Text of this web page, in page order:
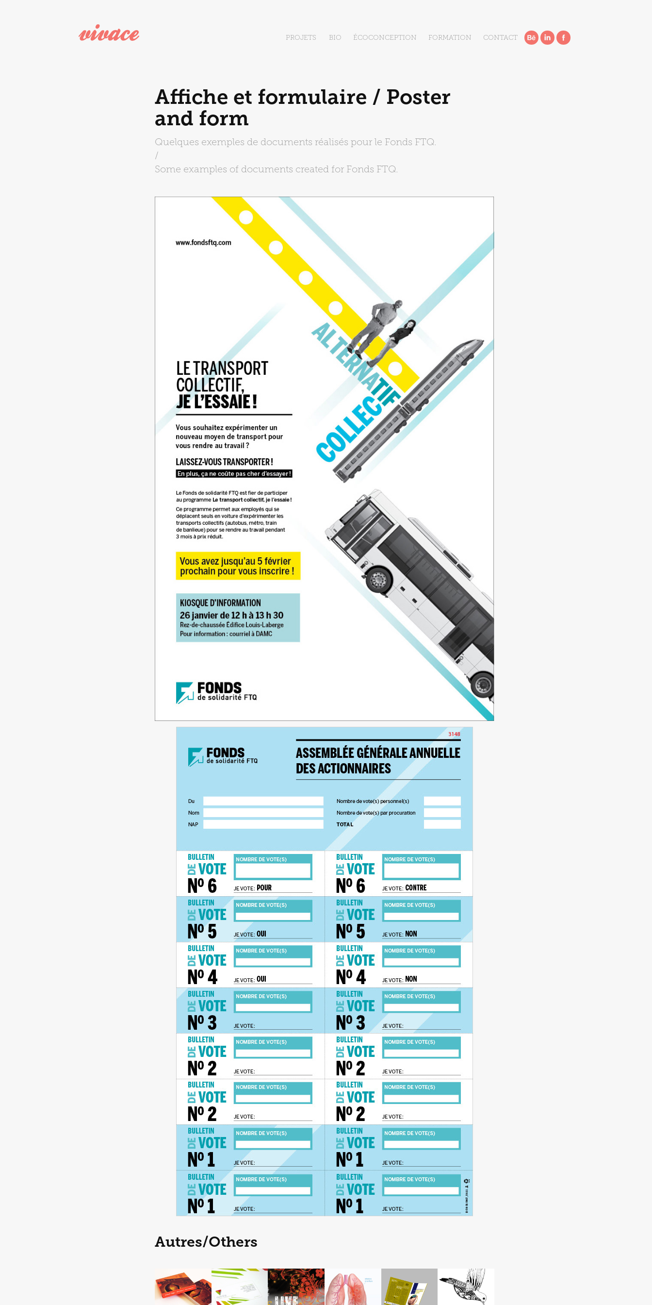
PROJETS BIO ÉCOCONCEPTION FORMATION CONTACT
Affiche et formulaire / Poster
and form
Quelques exemples de documents réalisés pour le Fonds FTQ.
/
Some examples of documents created for Fonds FTQ.
Autres/Others
Cartes de
citations /
Quotation
Cards
Branding
Affiches /
Posters
Soham Yoga
Affiche
médicale /
Medical Poster
Association
pulmonaire du
Dépliants /
Pamphlets
Fédération québécoise
de massothérapie
(FQM)
Illustration de
colibri /
Hummingbird
Illustration